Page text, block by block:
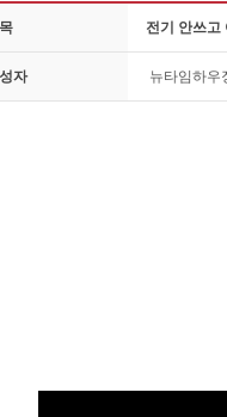
전기 안쓰고
자 뉴타임하우